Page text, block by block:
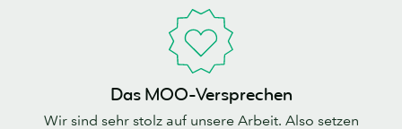
Das MOO-Versprechen
Wir sind sehr stolz auf unsere Arbeit. Also setzen